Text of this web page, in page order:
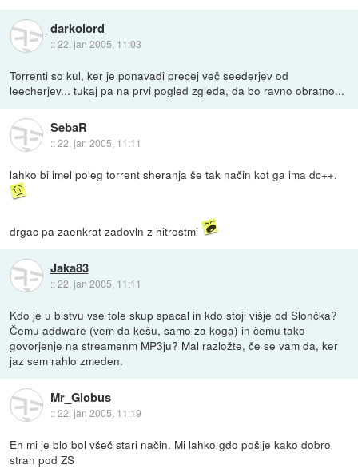
darkolord
::22. jan 2005, 11:03
Torrenti so kul, ker je ponavadi precej več seederjev od
leecherjev... tukaj pa na prvi pogled zgleda, da bo ravno obratno...
SebaR
::22. jan 2005, 11:11
lahko bi imel poleg torrent sheranja še tak način kot ga ima dc++.
drgac pa zaenkrat zadovln z hitrostmi
Jaka83
::22. jan 2005, 11:11
Kdo je u bistvu vse tole skup spacal in kdo stoji višje od Slončka?
Čemu addware (vem da kešu, samo za koga) in čemu tako
govorjenje na streamenm MP3ju? Mal razložte, če se vam da, ker
jaz sem rahlo zmeden.
Mr_Globus
::22. jan 2005, 11:19
Eh mi je blo bol všeč stari način. Mi lahko gdo pošlje kako dobro
stran pod ZS